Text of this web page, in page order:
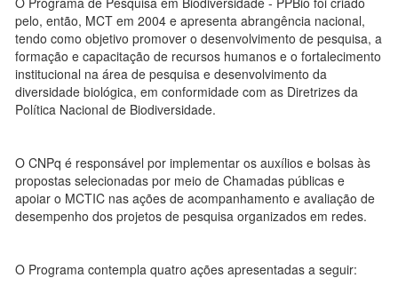
pelo, então, MCT em 2004 e apresenta abrangência nacional,
tendo como objetivo promover o desenvolvimento de pesquisa, a
formação e capacitação de recursos humanos e o fortalecimento
institucional na área de pesquisa e desenvolvimento da
diversidade biológica, em conformidade com as Diretrizes da
Política Nacional de Biodiversidade.
O CNPq é responsável por implementar os auxílios e bolsas às
propostas selecionadas por meio de Chamadas públicas e
apoiar o MCTIC nas ações de acompanhamento e avaliação de
desempenho dos projetos de pesquisa organizados em redes.
O Programa contempla quatro ações apresentadas a seguir: